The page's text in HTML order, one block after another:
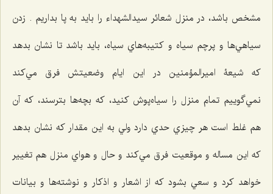
مشخص باشد، در منزل شعائر سيدالشهداء را بايد به پا بداريم . زدن
سياهي‌ها و پرچم سياه و كتيبه‌هاي سياه، بايد باشد تا نشان بدهد
كه شيعۀ اميرالمؤمنين در اين ايام وضعيتش فرق مي‌كند
نمي‌گوييم تمام منزل را سياه‌پوش كنيد، كه بچه‌ها بترسند، که آن
هم غلط است هر چيزي حدي دارد ولي به این مقدار كه نشان بدهد
كه این مساله و موقعیت فرق مي‌كند و حال و هواي منزل هم تغيير
خواهد كرد و سعي بشود كه از اشعار و اذكار و نوشته‌ها و بیانات